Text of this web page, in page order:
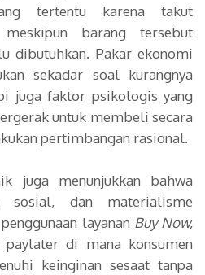
tertentu karena takut
barang tersebut
dibutuhkan. Pakar ekonomi
sekadar soal kurangnya
juga faktor psikologis yang
untuk membeli secara
pertimbangan rasional.
juga menunjukkan bahwa
sosial, dan materialisme
layanan Buy Now,
di mana konsumen
keinginan sesaat tanpa